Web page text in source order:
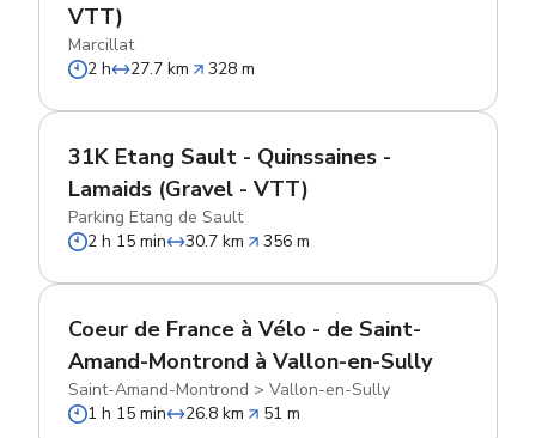
VTT)
Marcillat
2 h
27.7 km 328 m
31K Etang Sault - Quinssaines -
Lamaids (Gravel - VTT)
Parking Etang de Sault
2 h 15 min
30.7 km 356 m
Coeur de France à Vélo - de Saint-
Amand-Montrond à Vallon-en-Sully
Saint-Amand-Montrond > Vallon-en-Sully
1 h 15 min
26.8 km 51 m